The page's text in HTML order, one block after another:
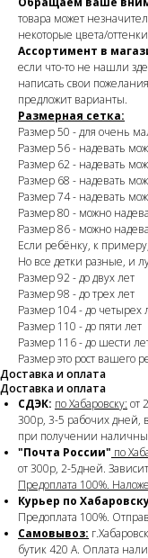
товара может
некоторые цвета/
Ассортимент в
если что-то не нашли
написать свои
предложит варианты.
Размерная сетка:
Размер 50 - для очень
Размер 56 - надевать
Размер 62 - надевать
Размер 68 - надевать
Размер 74 - надевать
Размер 80 - можно
Размер 86 - можно
Если ребёнку, к
Но все детки разные, и
Размер 92 - до двух лет
Размер 98 - до трех лет
Размер 104 - до четырех
Размер 110 - до пяти лет
Размер 116 - до шести
Размер это рост вашего
Доставка и оплата
Доставка и оплата
СДЭК: по Хабаровску: от
300р, 3-5 рабочих дней,
при получении
"Почта России" по
от 300р, 2-5дней.
Предоплата 100%.
Курьер по
Предоплата 100%.
Самовывоз:
бутик 420 А. Оплата